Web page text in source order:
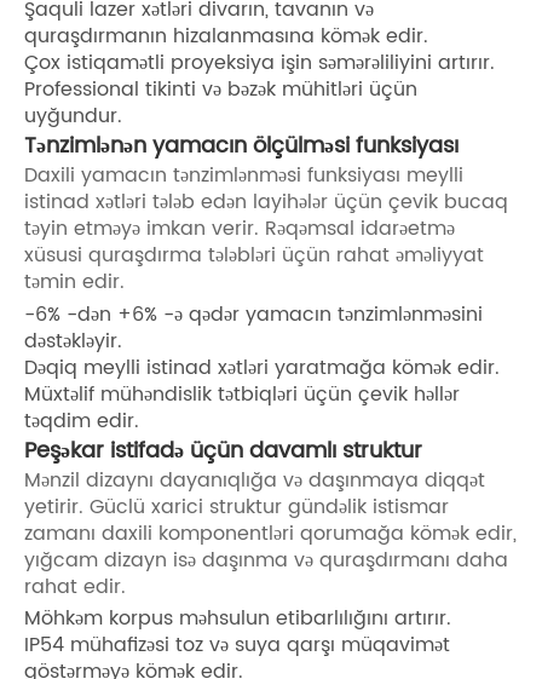
Şaquli lazer xətləri divarın, tavanın və
quraşdırmanın hizalanmasına kömək edir.
Çox istiqamətli proyeksiya işin səmərəliliyini artırır.
Professional tikinti və bəzək mühitləri üçün
uyğundur.
Tənzimlənən yamacın ölçülməsi funksiyası
Daxili yamacın tənzimlənməsi funksiyası meylli
istinad xətləri tələb edən layihələr üçün çevik bucaq
təyin etməyə imkan verir. Rəqəmsal idarəetmə
xüsusi quraşdırma tələbləri üçün rahat əməliyyat
təmin edir.
-6% -dən +6% -ə qədər yamacın tənzimlənməsini
dəstəkləyir.
Dəqiq meylli istinad xətləri yaratmağa kömək edir.
Müxtəlif mühəndislik tətbiqləri üçün çevik həllər
təqdim edir.
Peşəkar istifadə üçün davamlı struktur
Mənzil dizaynı dayanıqlığa və daşınmaya diqqət
yetirir. Güclü xarici struktur gündəlik istismar
zamanı daxili komponentləri qorumağa kömək edir,
yığcam dizayn isə daşınma və quraşdırmanı daha
rahat edir.
Möhkəm korpus məhsulun etibarlılığını artırır.
IP54 mühafizəsi toz və suya qarşı müqavimət
göstərməyə kömək edir.